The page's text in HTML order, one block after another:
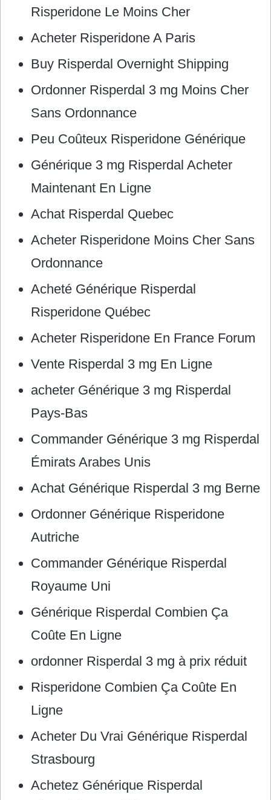
Risperidone Le Moins Cher
Acheter Risperidone A Paris
Buy Risperdal Overnight Shipping
Ordonner Risperdal 3 mg Moins Cher
Sans Ordonnance
Peu Coûteux Risperidone Générique
Générique 3 mg Risperdal Acheter
Maintenant En Ligne
Achat Risperdal Quebec
Acheter Risperidone Moins Cher Sans
Ordonnance
Acheté Générique Risperdal
Risperidone Québec
Acheter Risperidone En France Forum
Vente Risperdal 3 mg En Ligne
acheter Générique 3 mg Risperdal
Pays-Bas
Commander Générique 3 mg Risperdal
Émirats Arabes Unis
Achat Générique Risperdal 3 mg Berne
Ordonner Générique Risperidone
Autriche
Commander Générique Risperdal
Royaume Uni
Générique Risperdal Combien Ça
Coûte En Ligne
ordonner Risperdal 3 mg à prix réduit
Risperidone Combien Ça Coûte En
Ligne
Acheter Du Vrai Générique Risperdal
Strasbourg
Achetez Générique Risperdal